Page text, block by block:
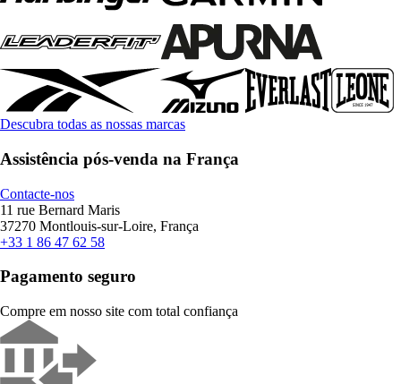
Descubra todas as nossas marcas
Assistência pós-venda na França
Contacte-nos
11 rue Bernard Maris
37270 Montlouis-sur-Loire, França
+33 1 86 47 62 58
Pagamento seguro
Compre em nosso site com total confiança